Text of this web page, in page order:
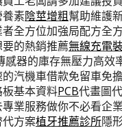
素陰莖增粗幫助維護
全方位加強局配方全
的熱銷推薦無線充電
感器的庫存無壓力高效
汽機車借款免留車免
基本資料PCB代畫圖
業服務做你不必看企
方案植牙推薦診所隱